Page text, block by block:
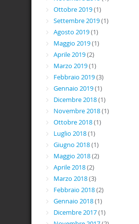
Ottobre 2019(1)
Settembre 2019(1)
Agosto 2019(1)
Maggio 2019(1)
Aprile 2019(2)
Marzo 2019(1)
Febbraio 2019(3)
Gennaio 2019(1)
Dicembre 2018(1)
Novembre 2018(1)
Ottobre 2018(1)
Luglio 2018(1)
Giugno 2018(1)
Maggio 2018(2)
Aprile 2018(2)
Marzo 2018(3)
Febbraio 2018(2)
Gennaio 2018(1)
Dicembre 2017(1)